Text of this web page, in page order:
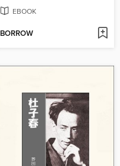
EBOOK
BORROW